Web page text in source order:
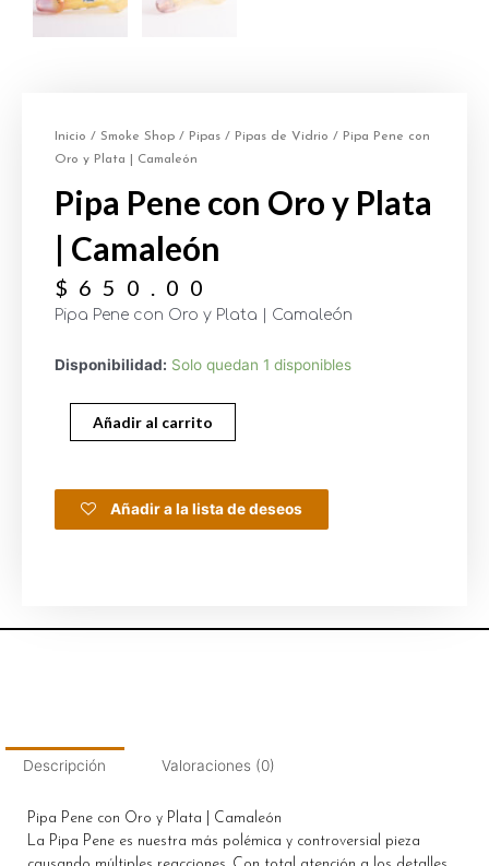
Inicio / Smoke Shop / Pipas / Pipas de Vidrio / Pipa Pene con
Oro y Plata | Camaleón
Pipa Pene con Oro y Plata
| Camaleón
$ 650.00
Pipa Pene con Oro y Plata | Camaleón
Disponibilidad: Solo quedan 1 disponibles
Añadir al carrito
Añadir a la lista de deseos
Descripción Valoraciones (0)
Pipa Pene con Oro y Plata | Camaleón
La Pipa Pene es nuestra más polémica y controversial pieza